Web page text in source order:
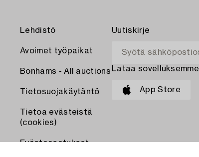
Lehdistö
Avoimet työpaikat
Bonhams - All auctions
Tietosuojakäytäntö
Tietoa evästeistä
(cookies)
Evästeasetukset
Uutiskirje
Lataa sovelluksemme
App Store